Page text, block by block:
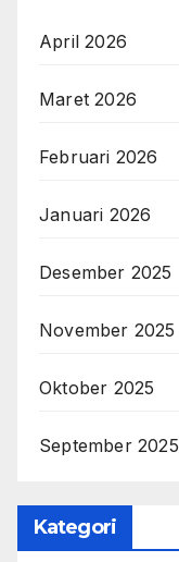
April 2026
Maret 2026
Februari 2026
Januari 2026
Desember 2025
November 2025
Oktober 2025
September 2025
Kategori